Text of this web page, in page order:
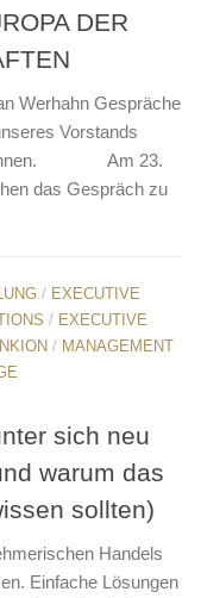
DER
Werhahn Gespräche
Vorstands
Am 23.
das Gespräch zu
/ EXECUTIVE
/ EXECUTIVE
/ MANAGEMENT
sich neu
warum das
sollten)
Handels
Einfache Lösungen